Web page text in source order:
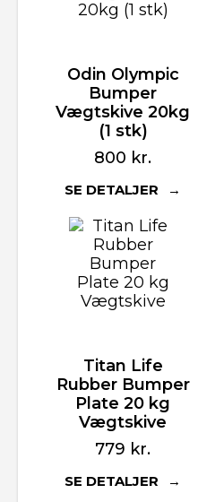
Odin Olympic
Bumper
Vægtskive 20kg
(1 stk)
800 kr.
SE DETALJER
Titan Life
Rubber Bumper
Plate 20 kg
Vægtskive
779 kr.
SE DETALJER